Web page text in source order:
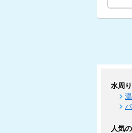
水周り
人気